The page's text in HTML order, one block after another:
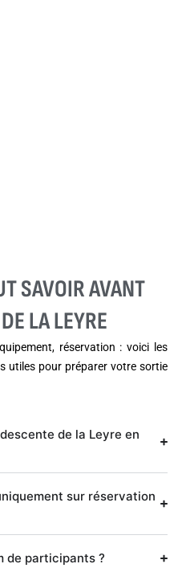
SAVOIR AVANT
LA LEYRE
réservation : voici les
utiles pour préparer votre sortie
de la Leyre en
sur réservation
de participants ?